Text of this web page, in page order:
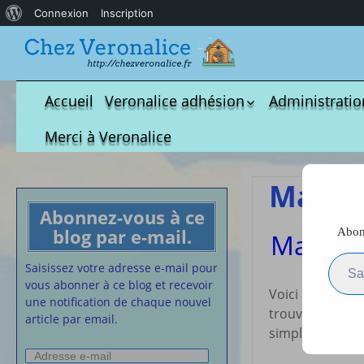
Accueil
Veronalice adhésion
Qui est-elle ?
Adhésion demandes
S.M.I.C et
Affiches
Convention
Lettres Types
Projet
calendrier des
Vaccination
Cartes de
nounou
Merci à Veronalice
Abonnez-vous à ce
blog par e-mail.
Saisissez votre adresse e-mail pour
vous abonner à ce blog et recevoir
une notification de chaque nouvel
article par email.
Adresse
Voici une
trouverez plus
simples pour
Saisissez votre adresse
propos
Connexion Inscription